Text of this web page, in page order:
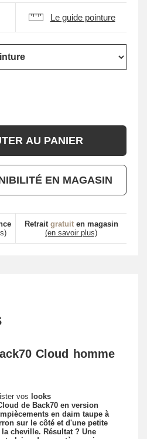
Le guide pointure
AU PANIER
EN MAGASIN
Retrait gratuiten magasin
(en savoir plus)
Cloud homme
vos looks
de Back70 en version
en daim taupe à
sur le côté et d'une petite
cheville. Résultat ? Une